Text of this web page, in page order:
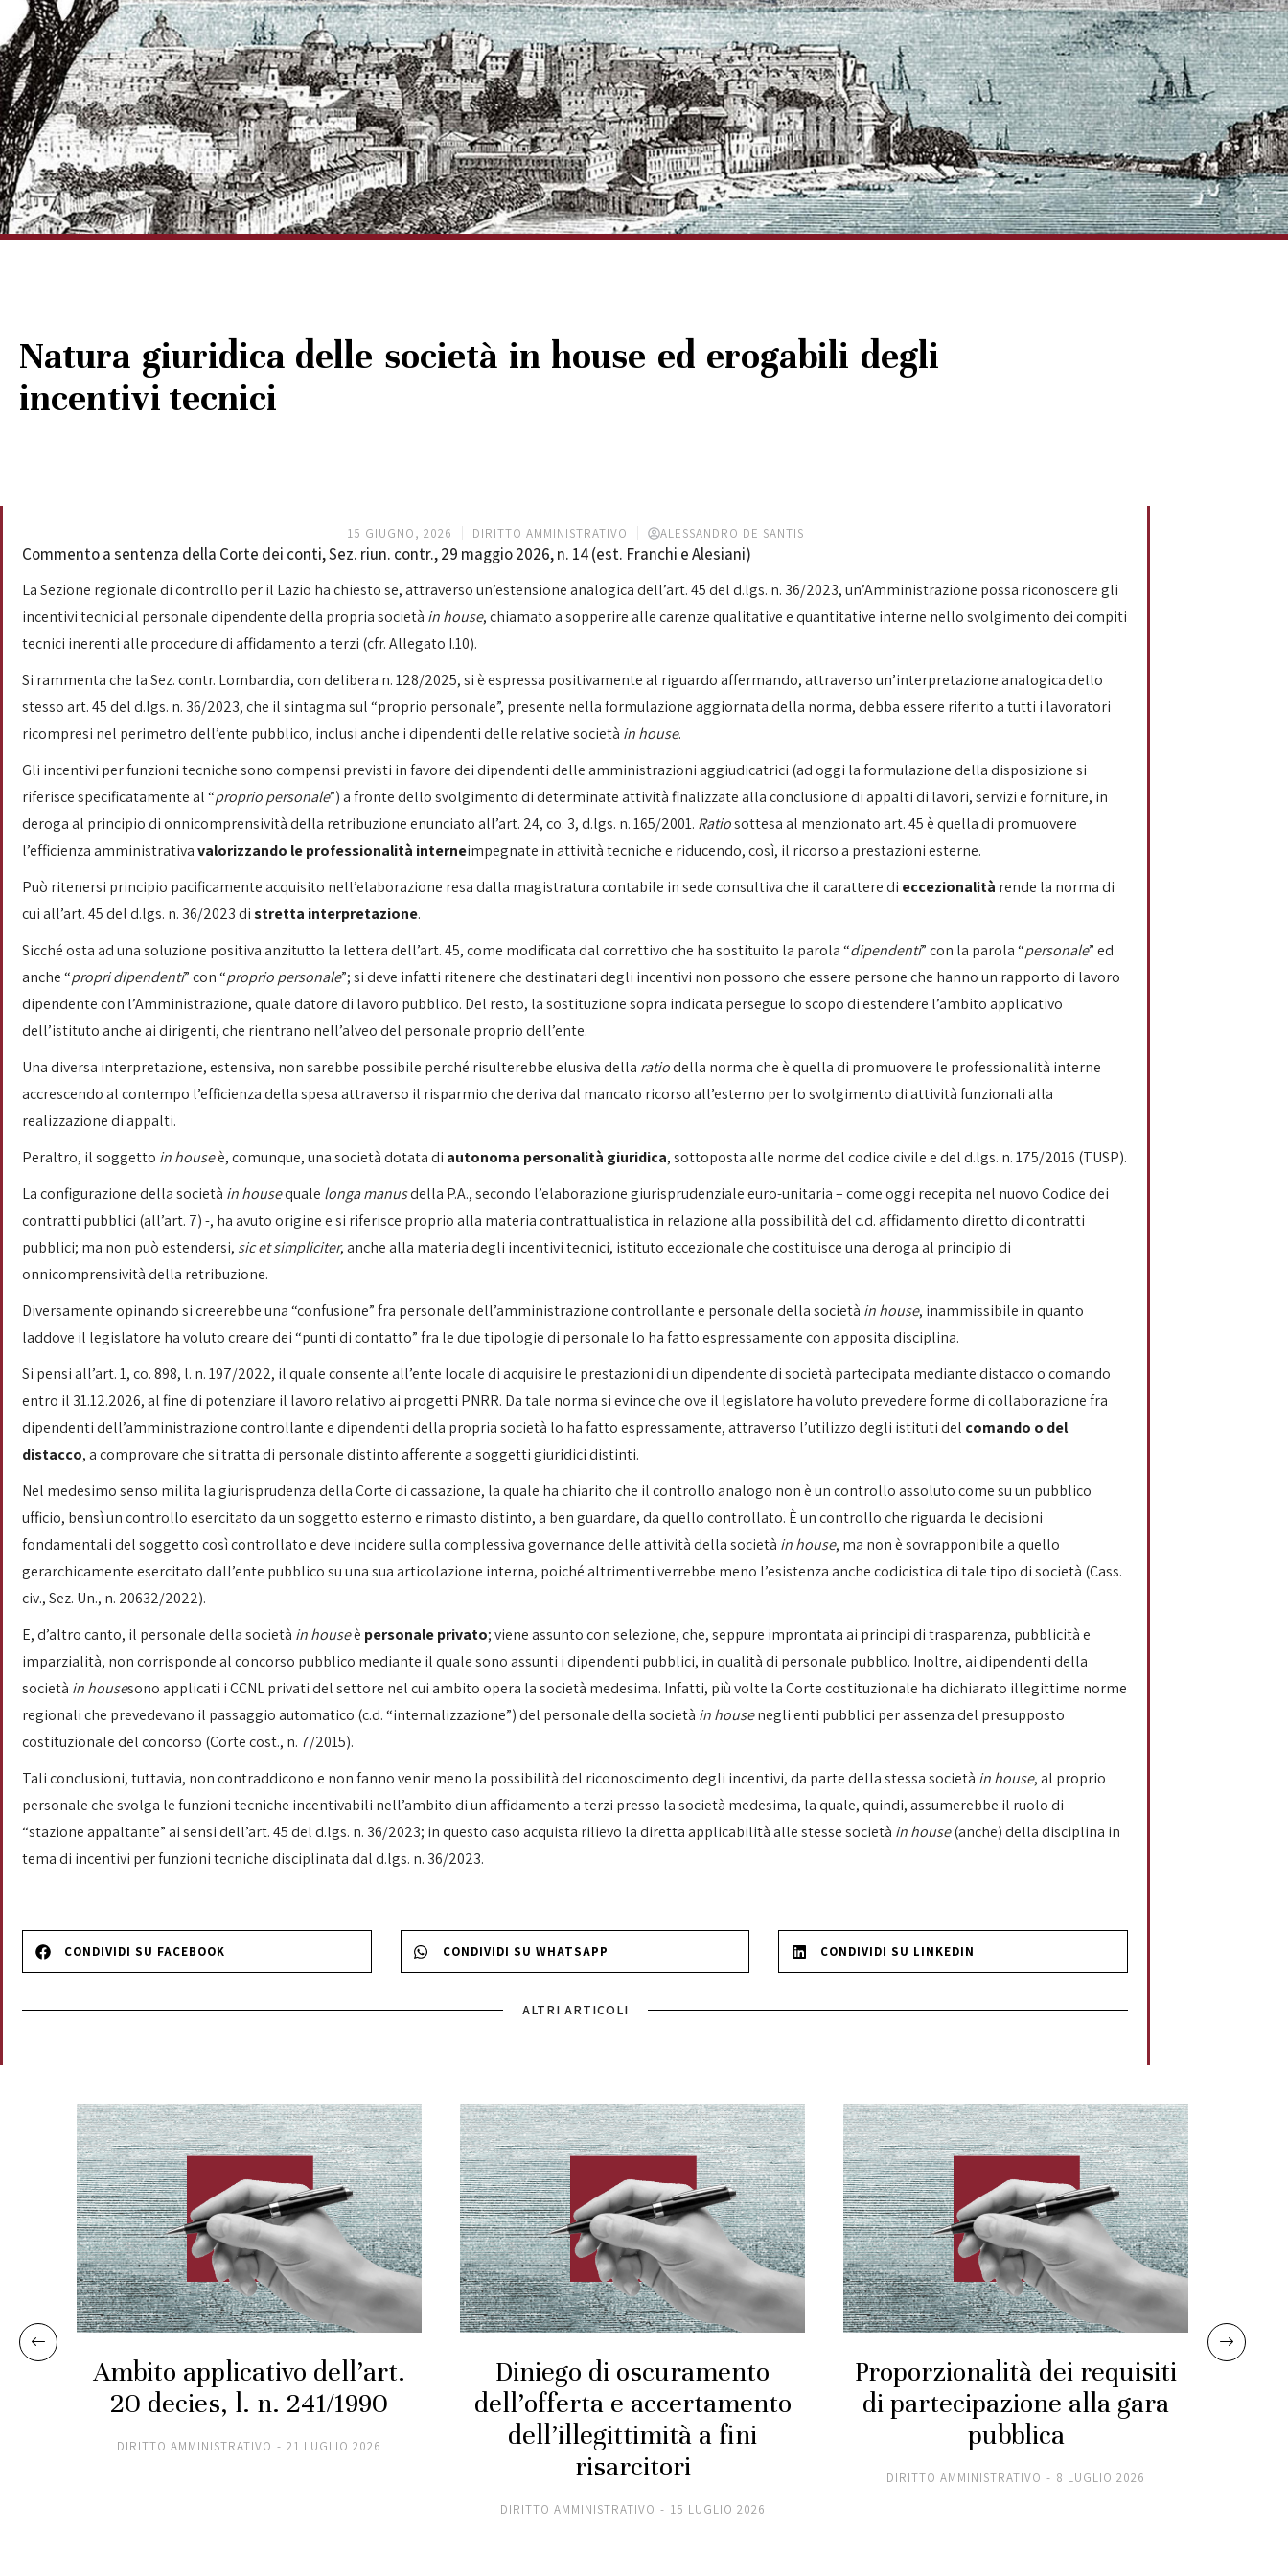
Natura giuridica delle società in house ed erogabili degli
incentivi tecnici
15 GIUGNO, 2026 DIRITTO AMMINISTRATIVO ALESSANDRO DE SANTIS
Commento a sentenza della Corte dei conti, Sez. riun. contr., 29 maggio 2026, n. 14 (est. Franchi e Alesiani)
La Sezione regionale di controllo per il Lazio ha chiesto se, attraverso un’estensione analogica dell’art. 45 del d.lgs. n. 36/2023, un’Amministrazione possa riconoscere gli
incentivi tecnici al personale dipendente della propria società in house, chiamato a sopperire alle carenze qualitative e quantitative interne nello svolgimento dei compiti
tecnici inerenti alle procedure di affidamento a terzi (cfr. Allegato I.10).
Si rammenta che la Sez. contr. Lombardia, con delibera n. 128/2025, si è espressa positivamente al riguardo affermando, attraverso un’interpretazione analogica dello
stesso art. 45 del d.lgs. n. 36/2023, che il sintagma sul “proprio personale”, presente nella formulazione aggiornata della norma, debba essere riferito a tutti i lavoratori
ricompresi nel perimetro dell’ente pubblico, inclusi anche i dipendenti delle relative società in house.
Gli incentivi per funzioni tecniche sono compensi previsti in favore dei dipendenti delle amministrazioni aggiudicatrici (ad oggi la formulazione della disposizione si
riferisce specificatamente al “proprio personale”) a fronte dello svolgimento di determinate attività finalizzate alla conclusione di appalti di lavori, servizi e forniture, in
deroga al principio di onnicomprensività della retribuzione enunciato all’art. 24, co. 3, d.lgs. n. 165/2001. Ratiosottesa al menzionato art. 45 è quella di promuovere
l’efficienza amministrativavalorizzando le professionalità interneimpegnate in attività tecniche e riducendo, così, il ricorso a prestazioni esterne.
Può ritenersi principio pacificamente acquisito nell’elaborazione resa dalla magistratura contabile in sede consultiva che il carattere di eccezionalità rende la norma di
cui all’art. 45 del d.lgs. n. 36/2023 distretta interpretazione.
Sicché osta ad una soluzione positiva anzitutto la lettera dell’art. 45, come modificata dal correttivo che ha sostituito la parola “dipendenti” con la parola “personale” ed
anche “propri dipendenti” con “proprio personale”; si deve infatti ritenere che destinatari degli incentivi non possono che essere persone che hanno un rapporto di lavoro
dipendente con l’Amministrazione, quale datore di lavoro pubblico. Del resto, la sostituzione sopra indicata persegue lo scopo di estendere l’ambito applicativo
dell’istituto anche ai dirigenti, che rientrano nell’alveo del personale proprio dell’ente.
Una diversa interpretazione, estensiva, non sarebbe possibile perché risulterebbe elusiva della ratiodella norma che è quella di promuovere le professionalità interne
accrescendo al contempo l’efficienza della spesa attraverso il risparmio che deriva dal mancato ricorso all’esterno per lo svolgimento di attività funzionali alla
realizzazione di appalti.
Peraltro, il soggetto in houseè, comunque, una società dotata di autonoma personalità giuridica, sottoposta alle norme del codice civile e del d.lgs. n. 175/2016 (TUSP).
La configurazione della società in housequale longa manusdella P.A., secondo l’elaborazione giurisprudenziale euro-unitaria – come oggi recepita nel nuovo Codice dei
contratti pubblici (all’art. 7) -, ha avuto origine e si riferisce proprio alla materia contrattualistica in relazione alla possibilità del c.d. affidamento diretto di contratti
pubblici; ma non può estendersi, sic et simpliciter, anche alla materia degli incentivi tecnici, istituto eccezionale che costituisce una deroga al principio di
onnicomprensività della retribuzione.
Diversamente opinando si creerebbe una “confusione” fra personale dell’amministrazione controllante e personale della società in house, inammissibile in quanto
laddove il legislatore ha voluto creare dei “punti di contatto” fra le due tipologie di personale lo ha fatto espressamente con apposita disciplina.
Si pensi all’art. 1, co. 898, l. n. 197/2022, il quale consente all’ente locale di acquisire le prestazioni di un dipendente di società partecipata mediante distacco o comando
entro il 31.12.2026, al fine di potenziare il lavoro relativo ai progetti PNRR. Da tale norma si evince che ove il legislatore ha voluto prevedere forme di collaborazione fra
dipendenti dell’amministrazione controllante e dipendenti della propria società lo ha fatto espressamente, attraverso l’utilizzo degli istituti del comando o del
distacco, a comprovare che si tratta di personale distinto afferente a soggetti giuridici distinti.
Nel medesimo senso milita la giurisprudenza della Corte di cassazione, la quale ha chiarito che il controllo analogo non è un controllo assoluto come su un pubblico
ufficio, bensì un controllo esercitato da un soggetto esterno e rimasto distinto, a ben guardare, da quello controllato. È un controllo che riguarda le decisioni
fondamentali del soggetto così controllato e deve incidere sulla complessiva governance delle attività della società in house, ma non è sovrapponibile a quello
gerarchicamente esercitato dall’ente pubblico su una sua articolazione interna, poiché altrimenti verrebbe meno l’esistenza anche codicistica di tale tipo di società (Cass.
civ., Sez. Un., n. 20632/2022).
E, d’altro canto, il personale della società in houseè personale privato; viene assunto con selezione, che, seppure improntata ai principi di trasparenza, pubblicità e
imparzialità, non corrisponde al concorso pubblico mediante il quale sono assunti i dipendenti pubblici, in qualità di personale pubblico. Inoltre, ai dipendenti della
società in housesono applicati i CCNL privati del settore nel cui ambito opera la società medesima. Infatti, più volte la Corte costituzionale ha dichiarato illegittime norme
regionali che prevedevano il passaggio automatico (c.d. “internalizzazione”) del personale della società in housenegli enti pubblici per assenza del presupposto
costituzionale del concorso (Corte cost., n. 7/2015).
Tali conclusioni, tuttavia, non contraddicono e non fanno venir meno la possibilità del riconoscimento degli incentivi, da parte della stessa società in house, al proprio
personale che svolga le funzioni tecniche incentivabili nell’ambito di un affidamento a terzi presso la società medesima, la quale, quindi, assumerebbe il ruolo di
“stazione appaltante” ai sensi dell’art. 45 del d.lgs. n. 36/2023; in questo caso acquista rilievo la diretta applicabilità alle stesse società in house(anche) della disciplina in
tema di incentivi per funzioni tecniche disciplinata dal d.lgs. n. 36/2023.
CONDIVIDI SU FACEBOOK CONDIVIDI SU WHATSAPP CONDIVIDI SU LINKEDIN
ALTRI ARTICOLI
Ambito applicativo dell’art.
20 decies, l. n. 241/1990
DIRITTO AMMINISTRATIVO 21 LUGLIO 2026
Diniego di oscuramento
dell’offerta e accertamento
dell’illegittimità a fini
risarcitori
DIRITTO AMMINISTRATIVO 15 LUGLIO 2026
Proporzionalità dei requisiti
di partecipazione alla gara
pubblica
DIRITTO AMMINISTRATIVO 8 LUGLIO 2026